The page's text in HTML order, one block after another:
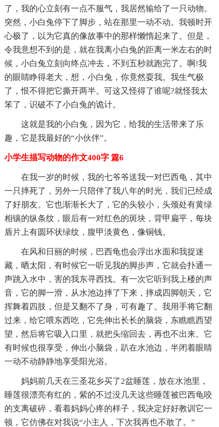
了，我的心立刻有一点不服气，我居然输给了一只动物。
突然，小白兔停下了脚步，站在那里一动不动。我顿时开
心极了，以为它真的像故事中的那样懒惰起来了。但是，
令我意想不到的是，就在我离小白兔的距离一米左右的时
候，小白兔立刻向终点冲去，不到五秒就跑完了。啊!我
的眼睛睁得老大，想，小白兔，你竟然耍我。我生气极
了，恨不得把它撕开两半。可这又怪得了谁呢?就怪我太
笨了，识破不了小白兔的诡计。
这就是我的小白兔，因为它，给我的生活带来了乐
趣，它是我最好的“小伙伴”。
小学生描写动物的作文400字 篇6
在我一岁的时候，我的七爷爷送我一对巴西龟，其中
一只摔死了，另外一只陪伴了我八年的时光，我们已经成
了好朋友。它也渐渐长大了，它的头较小，头颈处有黄绿
相镶的纵条纹，眼后有一对红色的斑块，背甲扁平，每块
盾片上有圆环状绿纹，腹甲淡黄色，像铜钱。
在风和日丽的时候，巴西龟也会浮出水面和我捉迷
藏，晒太阳，有时候它一听见我的脚步声，它就会扑通一
声跳入水中，害的我东寻西找。有一次它听到我上楼的声
音，它的脚一滑，从水池边摔了下来，摔成四脚朝天，它
挥舞着四肢，但是又翻不了身，可有趣了。我用手将它翻
过来，给它喂东西吃，它先伸出长长的脑袋，东瞧瞧西望
望，然后将它吸入口里，就把头缩回去，再也不出来。它
有时候也很享受，伸出小脑袋，趴在水池边，半闭着眼睛
一动不动静静地享受阳光浴。
妈妈前几天在三圣花乡买了2盆睡莲，放在水池里，
睡莲很漂亮有红的，紫的不过没几天这些睡莲被巴西龟咬
的支离破碎，看着妈妈心疼的样子，我决定好好教训它一
顿，它仿佛在对我说“小主人，下次我再也不敢了。”